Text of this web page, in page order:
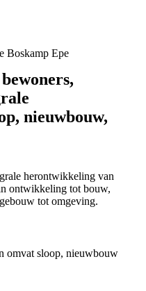
Boskamp Epe
nieuwbouw,
herontwikkeling van
ontwikkeling tot bouw,
tot omgeving.
omvat sloop, nieuwbouw